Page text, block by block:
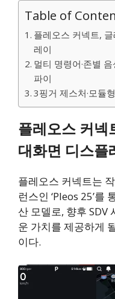
Table of
플레오스 커넥트, 글
레이
멀티 명령어·존별
파이
3핑거 제스처·모듈
플레오스 커넥
대화면 디스플
플레오스 커넥트는
런스인 ‘Pleos 25’를
산 모델로, 향후 SDV
운 가치를 제공하게
이다.